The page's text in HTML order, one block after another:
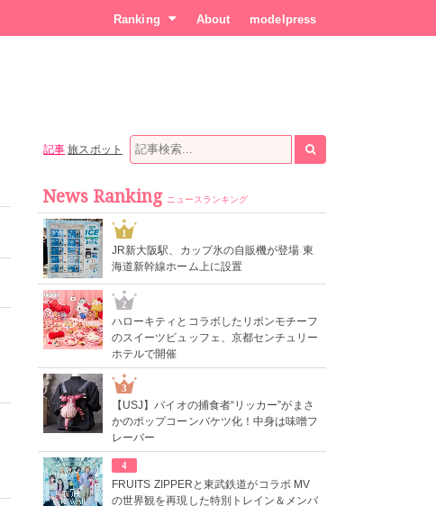
Ranking About modelpress
記事 旅スポット
News Ranking ニュースランキング
1
JR新大阪駅、カップ氷の自販機が登場 東
海道新幹線ホーム上に設置
2
ハローキティとコラボしたリボンモチーフ
のスイーツビュッフェ、京都センチュリー
ホテルで開催
3
【USJ】バイオの捕食者“リッカー”がまさ
かのポップコーンバケツ化！中身は味噌フ
レーバー
4
FRUITS ZIPPERと東武鉄道がコラボ MV
の世界観を再現した特別トレイン＆メンバ